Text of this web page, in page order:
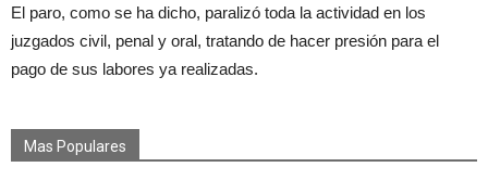
El paro, como se ha dicho, paralizó toda la actividad en los
juzgados civil, penal y oral, tratando de hacer presión para el
pago de sus labores ya realizadas.
Mas Populares